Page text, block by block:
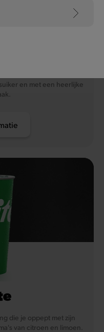
en met een heerlijke
die je oppept met zijn
van citroen en limoen.